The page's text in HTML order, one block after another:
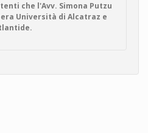
che l'Avv. Simona Putzu
Università di Alcatraz e